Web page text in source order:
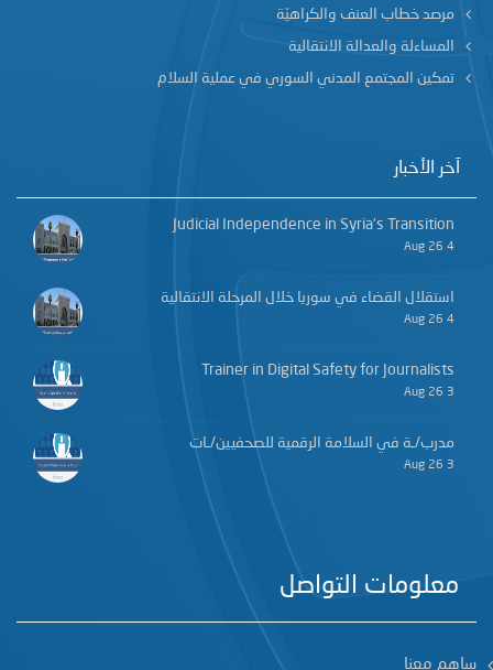
مرصد خطاب العنف والكراهيّة
المساءلة والعدالة الانتقالية
تمكين المجتمع المدني السوري في عملية السلام
آخر الأخبار
Judicial Independence in Syria’s Transition
4 Aug 26
استقلال القضاء في سوريا خلال المرحلة الانتقالية
4 Aug 26
Trainer in Digital Safety for Journalists
3 Aug 26
مدرب/ـة في السلامة الرقمية للصحفيين/ـات
3 Aug 26
معلومات التواصل
ساهم معنا